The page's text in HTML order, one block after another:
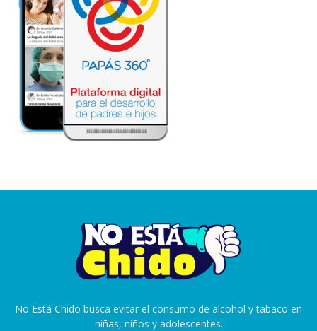
No Está Chido busca evitar el consumo de alcohol y tabaco en
niñas, niños y adolescentes.